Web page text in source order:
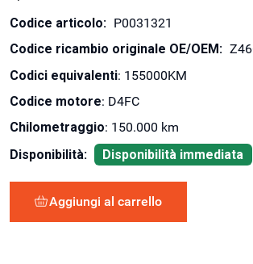
Codice articolo: P0031321
Codice ricambio originale OE/OEM:
Codici equivalenti: 155000KM
Codice motore: D4FC
Chilometraggio: 150.000 km
Disponibilità:
Disponibilità immediata
Aggiungi al carrello